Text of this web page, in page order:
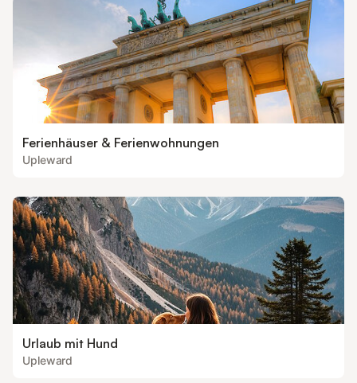
Ferienhäuser & Ferienwohnungen
Upleward
Urlaub mit Hund
Upleward